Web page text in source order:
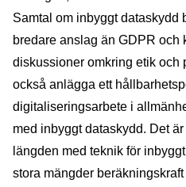
Samtal om inbyggt dataskydd
bredare anslag än GDPR och
diskussioner omkring etik och
också anlägga ett
digitaliseringsarbete i
med inbyggt dataskydd. Det
längden med teknik för
stora mängder